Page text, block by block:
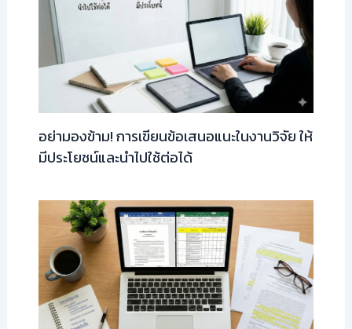
อย่ามองข้าม! การเขียนข้อเสนอแนะในงานวิจัย ให้
มีประโยชน์และนำไปใช้ต่อได้